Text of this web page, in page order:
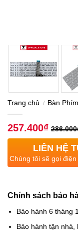
Trang chủ / Bàn
257.400₫ 286.000
LIÊN HỆ
Chúng tôi sẽ gọi
Chính sách bảo
Bảo hành 6 tháng
Bảo hành tận